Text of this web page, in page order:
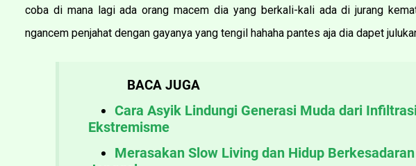
coba di mana lagi ada orang macem dia yang berkali-kali ada di jurang
ngancem penjahat dengan gayanya yang tengil hahaha pantes aja dia dapet
BACA JUGA
Cara Asyik Lindungi Generasi Muda dari
Ekstremisme
Merasakan Slow Living dan Hidup